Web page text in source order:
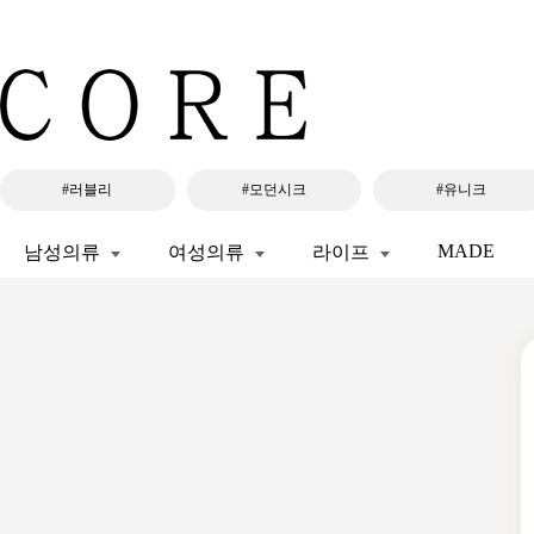
#러블리 #모던시크 #유니크
남성의류 여성의류 라이프 MADE